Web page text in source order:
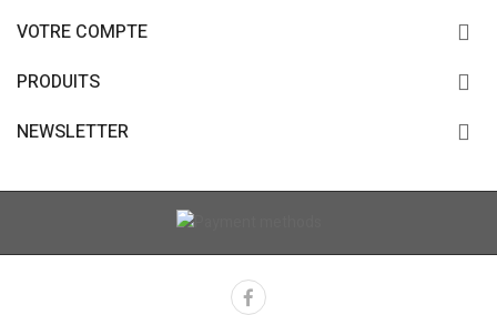
VOTRE COMPTE
PRODUITS
NEWSLETTER